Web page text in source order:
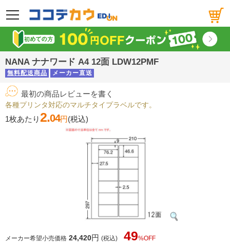
メニュー
NANA ナナワード A4 12面 LDW12PMF
無料配送商品 メーカー直送
最初の商品レビューを書く
各種プリンタ対応のマルチタイプラベルです。
1枚あたり2.04円(税込)
メーカー希望小売価格 24,420円 (税込) 49%OFF